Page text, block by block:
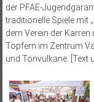
der PFAE-
traditionelle Spiele mit
dem Verein der Karren
Töpfern im Zentrum
und Tonvulkane. [Text